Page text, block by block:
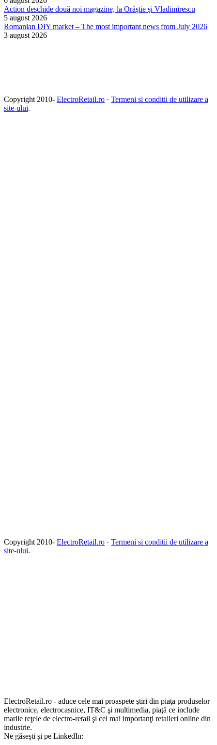
Action deschide două noi magazine, la Orăștie și Vladimirescu
5 august 2026
Romanian DIY market – The most important news from July 2026
3 august 2026
Copyright 2010- ElectroRetail.ro · Termeni si conditii de utilizare a
site-ului.
Copyright 2010- ElectroRetail.ro · Termeni si conditii de utilizare a
site-ului.
ElectroRetail.ro - aduce cele mai proaspete ştiri din piaţa produselor
electronice, electrocasnice, IT&C şi multimedia, piaţă ce include
marile reţele de electro-retail şi cei mai importanţi retaileri online din
industrie.
Ne găsești și pe LinkedIn: